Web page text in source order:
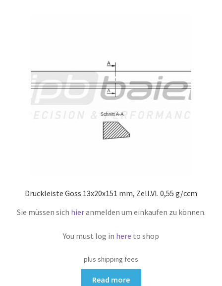
Druckleiste Goss 13x20x151 mm, Zell.Vl. 0,55 g/ccm
Sie müssen sich hieranmelden um einkaufen zu können.
You must log in here to shop
plus shipping fees
Read more